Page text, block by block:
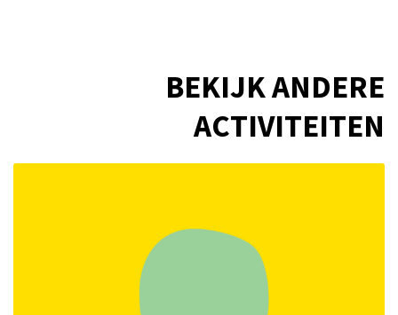
BEKIJK ANDERE
ACTIVITEITEN